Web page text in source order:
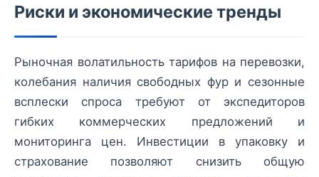
Риски и экономические тренды
Рыночная волатильность тарифов на перевозки,
колебания наличия свободных фур и сезонные
всплески спроса требуют от экспедиторов
гибких коммерческих предложений и
мониторинга цен. Инвестиции в упаковку и
страхование позволяют снизить общую